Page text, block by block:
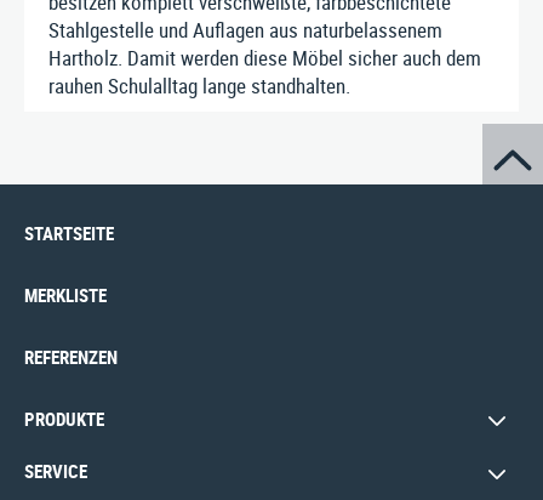
Stahlgestelle und Auflagen aus naturbelassenem
Hartholz. Damit werden diese Möbel sicher auch dem
rauhen Schulalltag lange standhalten.
STARTSEITE
MERKLISTE
REFERENZEN
PRODUKTE
SERVICE